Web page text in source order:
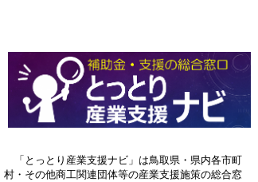
「とっとり産業支援ナビ」は鳥取県・県内各市町
村・その他商工関連団体等の産業支援施策の総合窓